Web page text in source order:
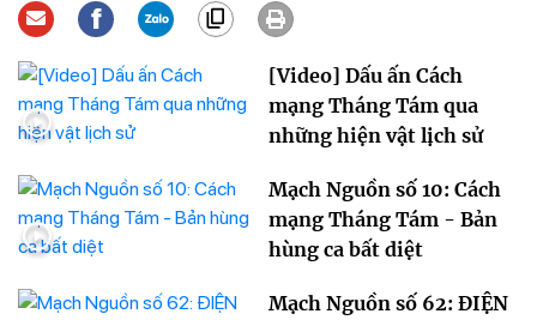
[Video] Dấu ấn Cách
mạng Tháng Tám qua
những hiện vật lịch sử
Mạch Nguồn số 10: Cách
mạng Tháng Tám - Bản
hùng ca bất diệt
Mạch Nguồn số 62: ĐIỆN